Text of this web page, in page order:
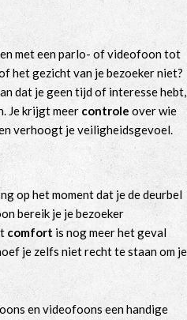
met een parlo- of videofoon tot
het gezicht van je bezoeker niet?
dat je geen tijd of interesse hebt,
Je krijgt meer controle over wie
verhoogt je veiligheidsgevoel.
op het moment dat je de deurbel
bereik je je bezoeker
comfort is nog meer het geval
je zelfs niet recht te staan om je
en videofoons een handige